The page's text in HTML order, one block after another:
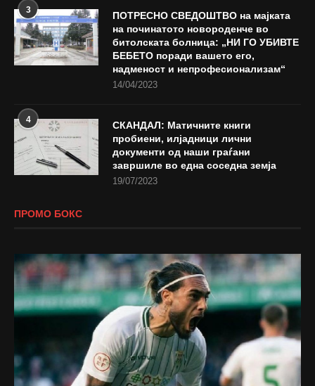
3
ПОТРЕСНО СВЕДОШТВО на мајката
на починатото новороденче во
битолската болница: „НИ ГО УБИВТЕ
БЕБЕТО поради вашето его,
надменост и непрофесионализам“
14/04/2023
4
СКАНДАЛ: Матичните книги
пробиени, илјадници лични
документи од наши граѓани
завршиле во една соседна земја
19/07/2023
ПРОМО БОКС